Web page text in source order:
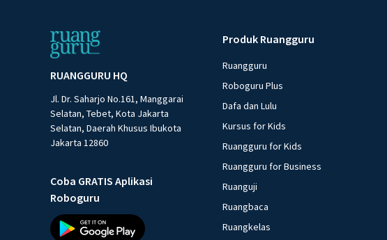
RUANGGURU HQ
Jl. Dr. Saharjo No.161, Manggarai
Selatan, Tebet, Kota Jakarta
Selatan, Daerah Khusus Ibukota
Jakarta 12860
Coba GRATIS Aplikasi
Roboguru
Produk Ruangguru
Ruangguru
Roboguru Plus
Dafa dan Lulu
Kursus for Kids
Ruangguru for Kids
Ruangguru for Business
Ruanguji
Ruangbaca
Ruangkelas